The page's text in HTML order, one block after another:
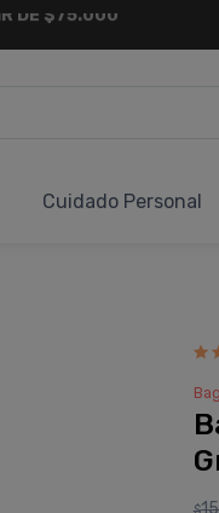
Cuidado Personal